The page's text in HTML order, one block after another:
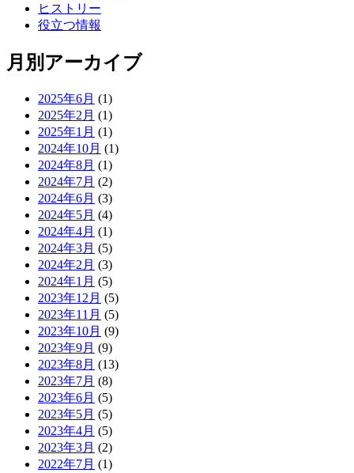
ヒストリー
役立つ情報
月別アーカイブ
2025年6月 (1)
2025年2月 (1)
2025年1月 (1)
2024年10月 (1)
2024年8月 (1)
2024年7月 (2)
2024年6月 (3)
2024年5月 (4)
2024年4月 (1)
2024年3月 (5)
2024年2月 (3)
2024年1月 (5)
2023年12月 (5)
2023年11月 (5)
2023年10月 (9)
2023年9月 (9)
2023年8月 (13)
2023年7月 (8)
2023年6月 (5)
2023年5月 (5)
2023年4月 (5)
2023年3月 (2)
2022年7月 (1)